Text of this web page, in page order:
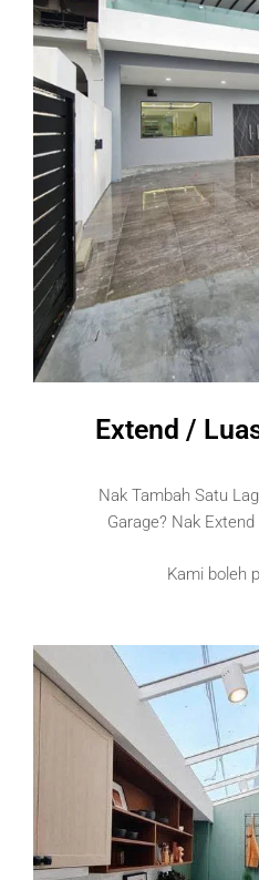
Extend /
Nak Tambah Satu
Garage? Nak
Kami boleh